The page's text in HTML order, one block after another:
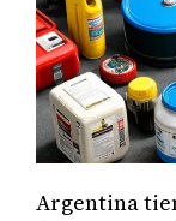
Argentina